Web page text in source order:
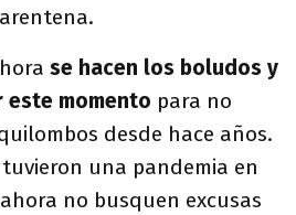
se hacen los boludos y
este momento para no
desde hace años.
tuvieron una pandemia en
no busquen excusas